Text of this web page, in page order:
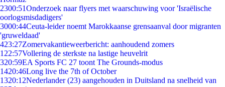
2300:51Onderzoek naar flyers met waarschuwing voor 'Israëlische
oorlogsmisdadigers'
3000:44Ceuta-leider noemt Marokkaanse grensaanval door migranten
'gruweldaad'
423:27Zomervakantieweerbericht: aanhoudend zomers
1 22:57Vollering de sterkste na lastige heuvelrit
320:59EA Sports FC 27 toont The Grounds-modus
1420:46Long live the 7th of October
1320:12Nederlander (23) aangehouden in Duitsland na snelheid van